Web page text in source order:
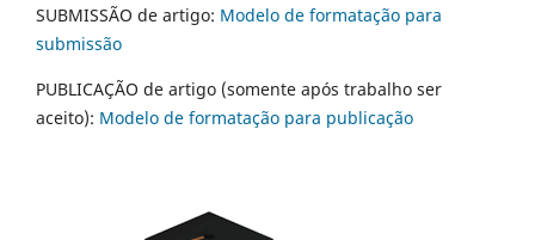
SUBMISSÃO de artigo: Modelo de formatação para
submissão
PUBLICAÇÃO de artigo (somente após trabalho ser
aceito): Modelo de formatação para publicação